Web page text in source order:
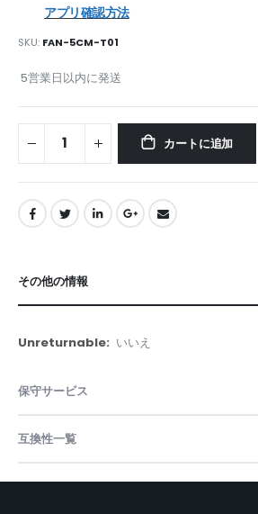
アプリ確認方法
SKU FAN-5CM-T01
5営業日以内に発送
カートに追加
その他の情報
そ
の
情
報
いいえ
保守サービス
互換性一覧